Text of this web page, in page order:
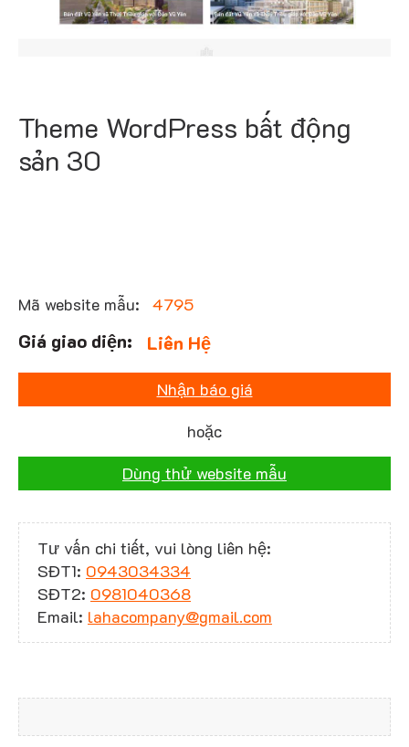
Theme WordPress bất động
sản 30
Mã website mẫu: 4795
Liên Hệ
Nhận báo giá
hoặc
Dùng thử website mẫu
Tư vấn chi tiết, vui lòng liên hệ:
SĐT1: 0943034334
SĐT2: 0981040368
Email: lahacompany@gmail.com